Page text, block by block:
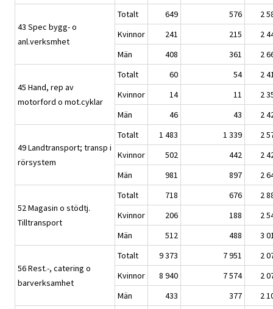
43 Spec bygg- o
anl.verksmhet
Totalt 649 576
2
Kvinnor
241 215
2
Män
408 361 2
45 Hand, rep av
motorford o mot.cyklar
Totalt 60 54
2
Kvinnor
14 11
2
Män
46 43 2
49 Landtransport; transp i
rörsystem
Totalt 1 483 1 339
2
Kvinnor
502 442
2
Män
981 897 2
52 Magasin o stödtj.
Tilltransport
Totalt 718 676
2
Kvinnor
206 188
2
Män
512 488 3
56 Rest.-, catering o
barverksamhet
Totalt 9 373 7 951
2
Kvinnor
8 940 7 574
2
Män
433 377 2